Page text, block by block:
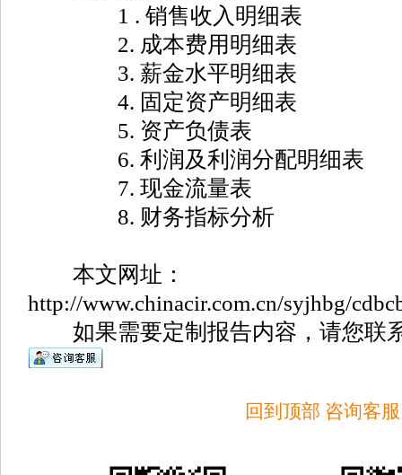
1 . 销售收入明细表
2. 成本费用明细表
3. 薪金水平明细表
4. 固定资产明细表
5. 资产负债表
6. 利润及利润分配明细表
7. 现金流量表
8. 财务指标分析
本文网址：
http://www.chinacir.com.cn/syjhbg/
如果需要定制报告内容，请您联
回到顶部 咨询客服